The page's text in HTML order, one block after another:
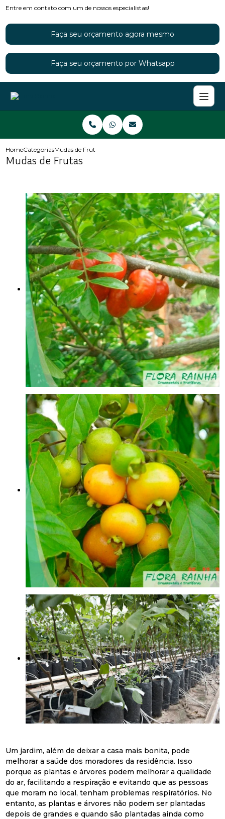
Entre em contato com um de nossos especialistas!
Faça seu orçamento agora mesmo
Faça seu orçamento por Whatsapp
HomeCategoriasMudas de Frutas
Mudas de Frutas
Um jardim, além de deixar a casa mais bonita, pode
melhorar a saúde dos moradores da residência. Isso
porque as plantas e árvores podem melhorar a qualidade
do ar, facilitando a respiração e evitando que as pessoas
que moram no local, tenham problemas respiratórios. No
entanto, as plantas e árvores não podem ser plantadas
depois de grandes e quando são plantadas ainda como